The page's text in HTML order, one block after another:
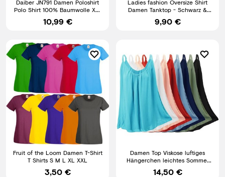
Daiber JN791 Damen Poloshirt
Polo Shirt 100% Baumwolle XS-
3XL 15 Farben
10,99 €
Ladies fashion Oversize Shirt
Damen Tanktop - Schwarz &
Weiß - NEU - Sorry
9,90 €
Fruit of the Loom Damen T-Shirt
T Shirts S M L XL XXL
3,50 €
Damen Top Viskose luftiges
Hängerchen leichtes Sommer
Top blickdicht Gr. 40-44
14,50 €